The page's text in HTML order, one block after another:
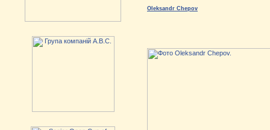
Oleksandr Chepov